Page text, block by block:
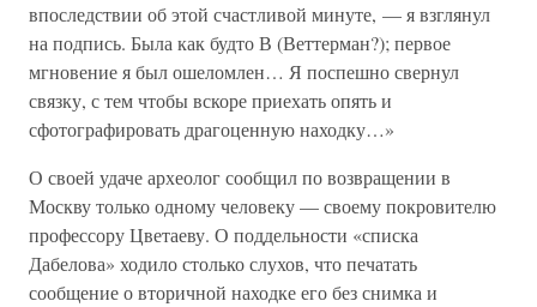
впоследствии об этой счастливой минуте, — я взглянул
на подпись. Была как будто В (Веттерман?); первое
мгновение я был ошеломлен… Я поспешно свернул
связку, с тем чтобы вскоре приехать опять и
сфотографировать драгоценную находку…»
О своей удаче археолог сообщил по возвращении в
Москву только одному человеку — своему покровителю
профессору Цветаеву. О поддельности «списка
Дабелова» ходило столько слухов, что печатать
сообщение о вторичной находке его без снимка и